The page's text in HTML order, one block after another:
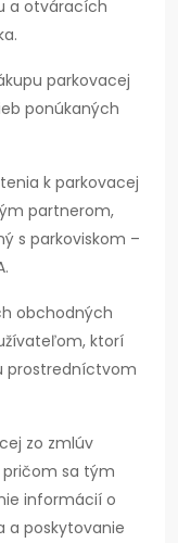
a otváracích
parkovacej
ponúkaných
k parkovacej
partnerom,
s parkoviskom –
obchodných
ktorí
prostredníctvom
zo zmlúv
sa tým
informácií o
a poskytovanie